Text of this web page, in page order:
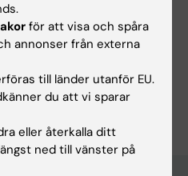
för att visa och spåra
annonser från externa
till länder utanför EU.
du att vi sparar
eller återkalla ditt
ned till vänster på